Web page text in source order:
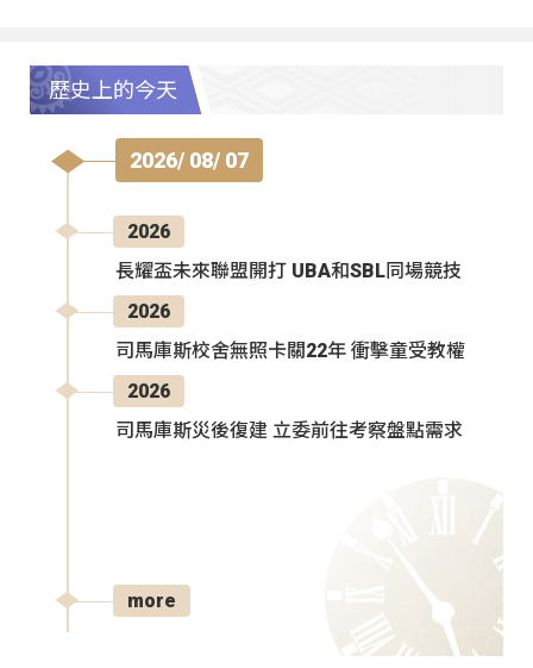
歷史上的今天
2026/ 08/ 07
2026
長耀盃未來聯盟開打 UBA和SBL同場競技
2026
司馬庫斯校舍無照卡關22年 衝擊童受教權
2026
司馬庫斯災後復建 立委前往考察盤點需求
more